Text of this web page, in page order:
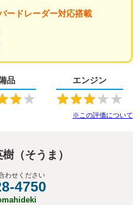
ードレーダー対応搭載
品
★★
エンジン
★★★★★
※この評価について
（そうま）
わせください
4750